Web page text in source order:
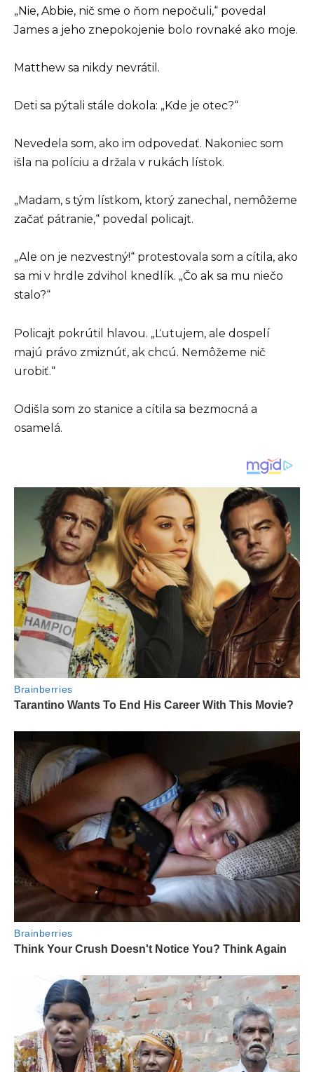
„Nie, Abbie, nič sme o ňom nepočuli,“ povedal
James a jeho znepokojenie bolo rovnaké ako moje.
Matthew sa nikdy nevrátil.
Deti sa pýtali stále dokola: „Kde je otec?“
Nevedela som, ako im odpovedať. Nakoniec som
išla na políciu a držala v rukách lístok.
„Madam, s tým lístkom, ktorý zanechal, nemôžeme
začať pátranie,“ povedal policajt.
„Ale on je nezvestný!“ protestovala som a cítila, ako
sa mi v hrdle zdvihol knedlík. „Čo ak sa mu niečo
stalo?“
Policajt pokrútil hlavou. „Ľutujem, ale dospelí
majú právo zmiznúť, ak chcú. Nemôžeme nič
urobiť.“
Odišla som zo stanice a cítila sa bezmocná a
osamelá.